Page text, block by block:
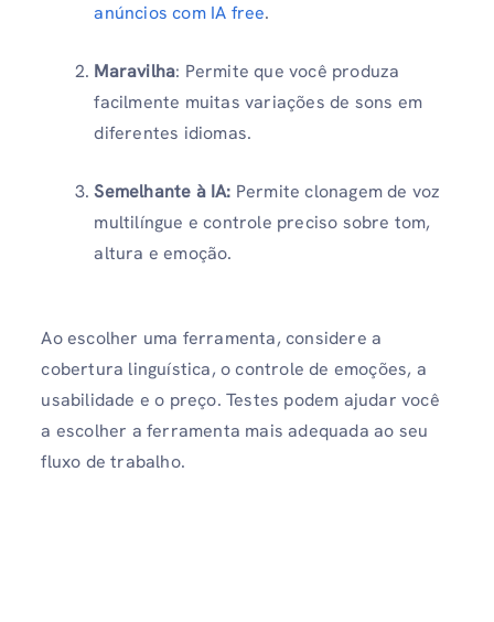
anúncios com IA free.
Maravilha: Permite que você produza
facilmente muitas variações de sons em
diferentes idiomas.
Semelhante à IA: Permite clonagem de voz
multilíngue e controle preciso sobre tom,
altura e emoção.
Ao escolher uma ferramenta, considere a
cobertura linguística, o controle de emoções, a
usabilidade e o preço. Testes podem ajudar você
a escolher a ferramenta mais adequada ao seu
fluxo de trabalho.